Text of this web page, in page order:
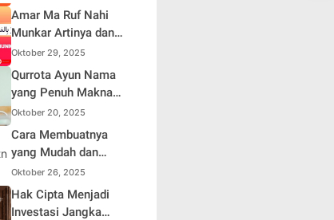
Amar Ma Ruf Nahi
Munkar Artinya dan
Maknanya dalam
Islam
Oktober 29, 2025
Qurrota Ayun Nama
yang Penuh Makna
dalam Kehidupan
Muslim Indonesia
Oktober 20, 2025
Cara Membuatnya
yang Mudah dan
Efisien untuk Pemula
Oktober 26, 2025
Hak Cipta Menjadi
Investasi Jangka